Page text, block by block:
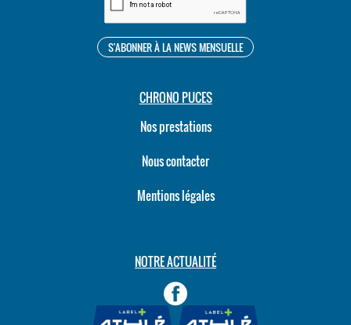
CHRONO PUCES
Nos prestations
Nous contacter
Mentions légales
NOTRE ACTUALITÉ